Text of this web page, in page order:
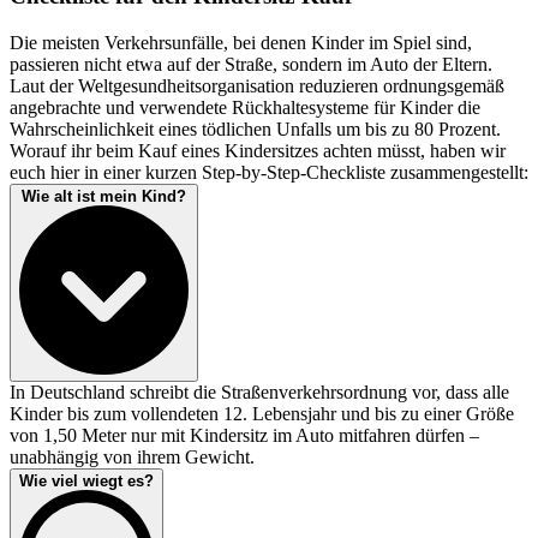
Die meisten Verkehrsunfälle, bei denen Kinder im Spiel sind,
passieren nicht etwa auf der Straße, sondern im Auto der Eltern.
Laut der Weltgesundheitsorganisation reduzieren ordnungsgemäß
angebrachte und verwendete Rückhaltesysteme für Kinder die
Wahrscheinlichkeit eines tödlichen Unfalls um bis zu 80 Prozent.
Worauf ihr beim Kauf eines Kindersitzes achten müsst, haben wir
euch hier in einer kurzen Step-by-Step-Checkliste zusammengestellt:
In Deutschland schreibt die Straßenverkehrsordnung vor, dass alle
Kinder bis zum vollendeten 12. Lebensjahr und bis zu einer Größe
von 1,50 Meter nur mit Kindersitz im Auto mitfahren dürfen –
unabhängig von ihrem Gewicht.
Wie viel wiegt es?